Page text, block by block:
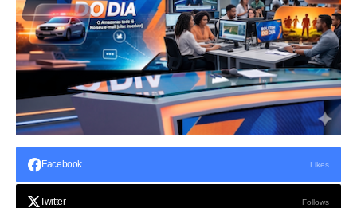
Facebook Likes
Twitter Follows